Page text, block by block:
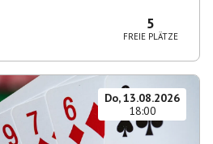
5
FREIE PLÄTZE
Do, 13.08.2026
18:00